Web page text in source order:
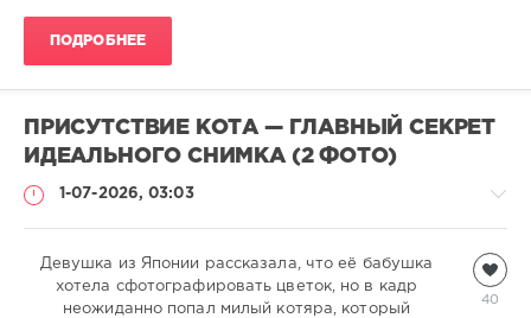
ПОДРОБНЕЕ
ПРИСУТСТВИЕ КОТА — ГЛАВНЫЙ СЕКРЕТ
ИДЕАЛЬНОГО СНИМКА (2 ФОТО)
1-07-2026, 03:03
Кошки
40
Девушка из Японии рассказала, что её бабушка
хотела сфотографировать цветок, но в кадр
неожиданно попал милый котяра, который